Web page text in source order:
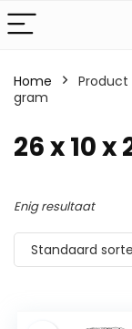
Home
gram
‎26 x 10
Enig resultaat
Standaard